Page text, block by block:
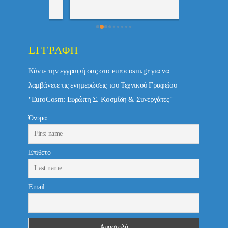
ΕΓΓΡΑΦΉ
Κάντε την εγγραφή σας στο eurocosm.gr για να
λαμβάνετε τις ενημερώσεις του Τεχνικού Γραφείου
"EuroCosm: Ευρώπη Σ. Κοσμίδη & Συνεργάτες"
Όνομα
Επίθετο
Email